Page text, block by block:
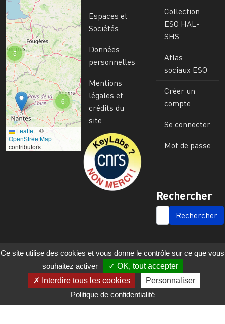
6
5
Leaflet | ©
OpenStreetMap
contributors
Espaces et
Sociétés
Données
personnelles
Mentions
légales et
crédits du
site
Image
Collection
ESO HAL-
SHS
Atlas
sociaux ESO
Créer un
compte
Se connecter
Mot de passe
Rechercher
SEARCH
© 2023 - 2025 - UMR 6590 - Espaces et Sociétés
Ce site utilise des cookies et vous donne le contrôle sur ce que vous
souhaitez activer
OK, tout accepter
Interdire tous les cookies
Personnaliser
Politique de confidentialité